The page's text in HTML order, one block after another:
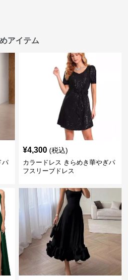
アイテム
パ
¥4,300 (税込)
カラードレス きらめき華やぎパ
フスリーブドレス